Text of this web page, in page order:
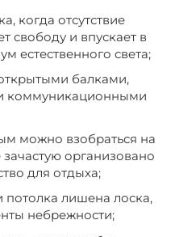
когда отсутствие
свободу и впускает в
естественного света;
балками,
коммуникационными
можно взобраться на
организовано
для отдыха;
потолка лишена лоска,
небрежности;